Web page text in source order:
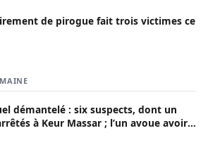
de pirogue fait trois victimes ce
démantelé : six suspects, dont un
à Keur Massar ; l’un avoue avoir
2018